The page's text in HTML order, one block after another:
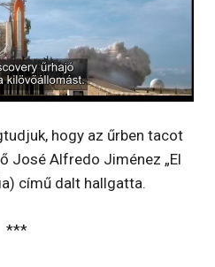
hogy az űrben tacot
José Alfredo Jiménez „El
című dalt hallgatta.
***